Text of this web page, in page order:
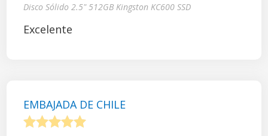
Disco Sólido 2.5" 512GB Kingston KC600 SSD
Excelente
EMBAJADA DE CHILE